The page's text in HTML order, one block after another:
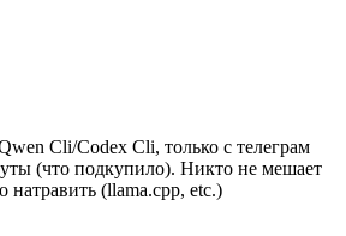
Cli/Codex Cli, только с телеграм
(что подкупило). Никто не мешает
(llama.cpp, etc.)